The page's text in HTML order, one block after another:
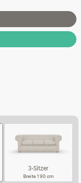
3-Sitzer
Breite 190 cm